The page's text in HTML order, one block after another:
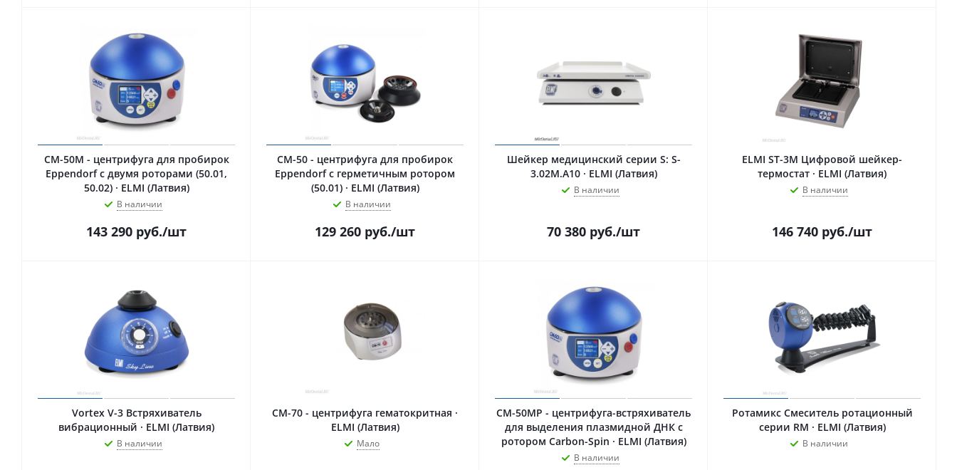
CM-50M - центрифуга для пробирок
Eppendorf с двумя роторами (50.01,
50.02) · ELMI (Латвия)
В наличии
143 290 руб./шт
CM-50 - центрифуга для пробирок
Eppendorf с герметичным ротором
(50.01) · ELMI (Латвия)
В наличии
129 260 руб./шт
Шейкер медицинский серии S: S-
3.02M.А10 · ELMI (Латвия)
В наличии
70 380 руб./шт
ELMI ST-3M Цифровой шейкер-
термостат · ELMI (Латвия)
В наличии
146 740 руб./шт
Vortex V-3 Встряхиватель
вибрационный · ELMI (Латвия)
В наличии
CM-70 - центрифуга гематокритная ·
ELMI (Латвия)
Мало
CM-50MP - центрифуга-встряхиватель
для выделения плазмидной ДНК с
ротором Carbon-Spin · ELMI (Латвия)
В наличии
Ротамикс Смеситель ротационный
серии RM · ELMI (Латвия)
В наличии